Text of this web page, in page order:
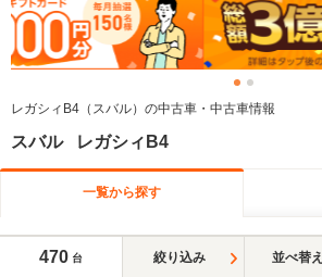
レガシィB4（スバル）の中古車・中古車情報
スバル レガシィB4
一覧から探す
470 台 絞り込み 並べ替え